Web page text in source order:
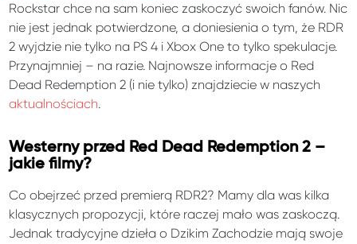
Rockstar chce na sam koniec zaskoczyć swoich fanów. Nic
nie jest jednak potwierdzone, a doniesienia o tym, że RDR
2 wyjdzie nie tylko na PS 4 i Xbox One to tylko spekulacje.
Przynajmniej – na razie. Najnowsze informacje o Red
Dead Redemption 2 (i nie tylko) znajdziecie w naszych
aktualnościach.
Westerny przed Red Dead Redemption 2 –
jakie filmy?
Co obejrzeć przed premierą RDR2? Mamy dla was kilka
klasycznych propozycji, które raczej mało was zaskoczą.
Jednak tradycyjne dzieła o Dzikim Zachodzie mają swoje